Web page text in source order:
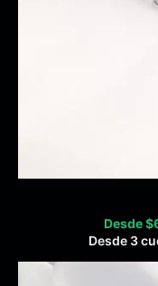
Desde$
Desde 3